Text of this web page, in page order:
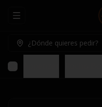
Abrir menu de navegación
¿Dónde quieres pedir?